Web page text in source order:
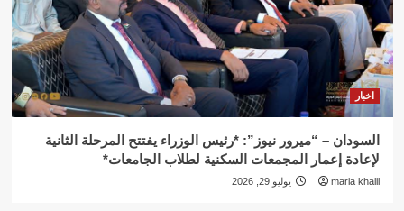
اخبار
السودان – “ميرور نيوز”: *رئيس الوزراء يفتتح المرحلة الثانية
لإعادة إعمار المجمعات السكنية لطلاب الجامعات*
maria khalil يوليو 29, 2026